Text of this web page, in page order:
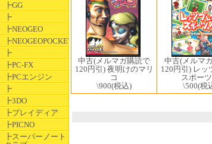
┣GG
┣
┣NEOGEO
┣NEOGEOPOCKET
┣
┣PC-FX
┣PCエンジン
┣
┣3DO
┣プレイディア
┣PICNO
┣スーパーノート
中古(メルマガ購読で
120円引) 夜明けのマリ
コ
\900(税込)
中古(メルマ
120円引) レッ
スポーツ
\500(税